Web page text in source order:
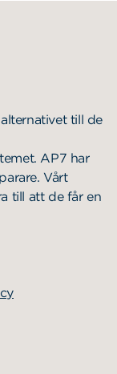
till de
AP7 har
Vårt
till att de får en